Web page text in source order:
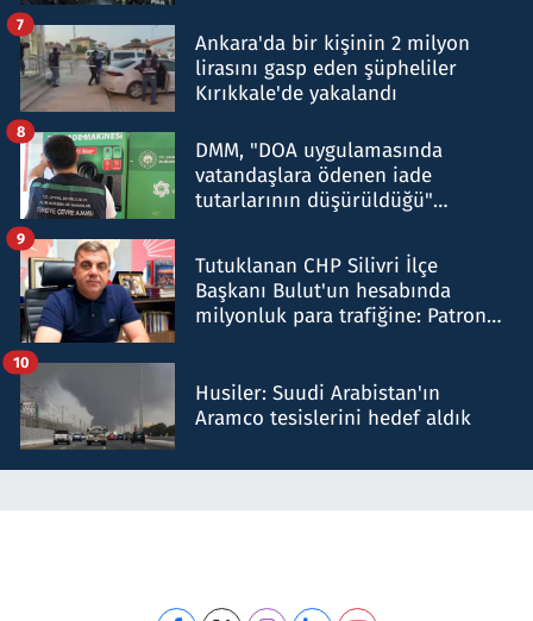
Ankara'da bir kişinin 2 milyon
lirasını gasp eden şüpheliler
Kırıkkale'de yakalandı
7
DMM, "DOA uygulamasında
vatandaşlara ödenen iade
tutarlarının düşürüldüğü"
8
Tutuklanan CHP Silivri İlçe
Başkanı Bulut'un hesabında
milyonluk para trafiğine: Patron
9
Husiler: Suudi Arabistan'ın
Aramco tesislerini hedef aldık
10